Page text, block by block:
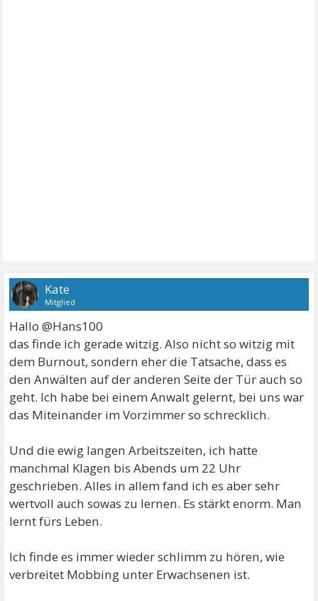
Kate
Mitglied
Hallo @Hans100
das finde ich gerade witzig. Also nicht so witzig mit
dem Burnout, sondern eher die Tatsache, dass es
den Anwälten auf der anderen Seite der Tür auch so
geht. Ich habe bei einem Anwalt gelernt, bei uns war
das Miteinander im Vorzimmer so schrecklich.
Und die ewig langen Arbeitszeiten, ich hatte
manchmal Klagen bis Abends um 22 Uhr
geschrieben. Alles in allem fand ich es aber sehr
wertvoll auch sowas zu lernen. Es stärkt enorm. Man
lernt fürs Leben.
Ich finde es immer wieder schlimm zu hören, wie
verbreitet Mobbing unter Erwachsenen ist.